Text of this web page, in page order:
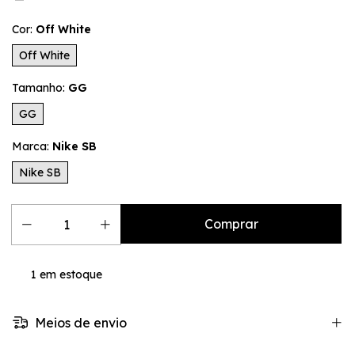
Cor: Off White
Off White
Tamanho: GG
GG
Marca: Nike SB
Nike SB
1 em estoque
Meios de envio